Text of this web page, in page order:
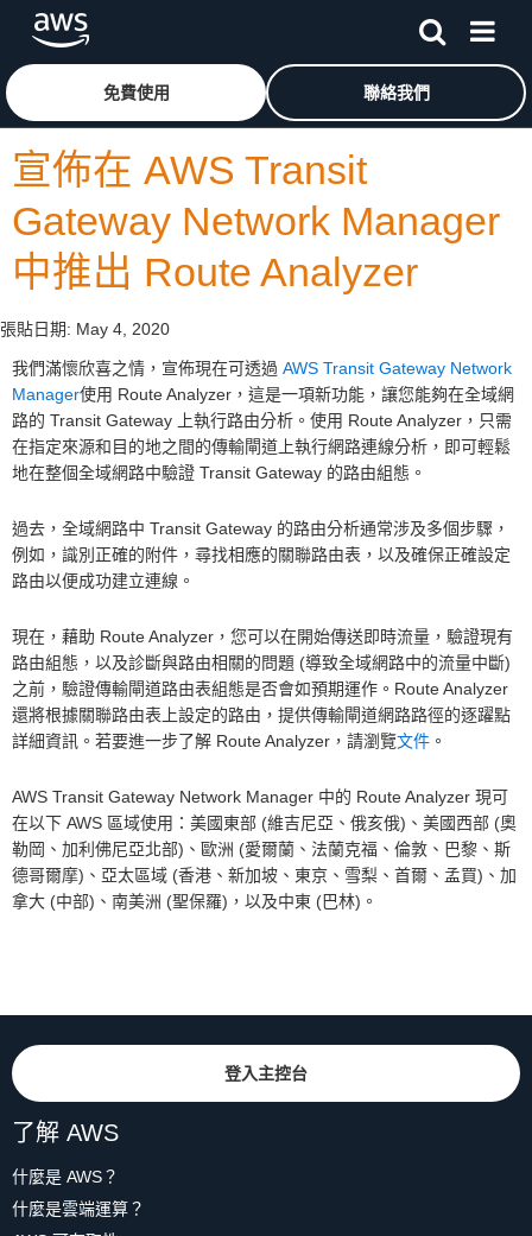
跳至主要內容按一下這裡可返回 Amazon Web Services 首頁
免費使用 聯絡我們
宣佈在 AWS Transit
Gateway Network Manager
中推出 Route Analyzer
張貼日期: May 4, 2020
我們滿懷欣喜之情，宣佈現在可透過 AWS Transit Gateway Network
Manager使用 Route Analyzer，這是一項新功能，讓您能夠在全域網
路的 Transit Gateway 上執行路由分析。使用 Route Analyzer，只需
在指定來源和目的地之間的傳輸閘道上執行網路連線分析，即可輕鬆
地在整個全域網路中驗證 Transit Gateway 的路由組態。
過去，全域網路中 Transit Gateway 的路由分析通常涉及多個步驟，
例如，識別正確的附件，尋找相應的關聯路由表，以及確保正確設定
路由以便成功建立連線。
現在，藉助 Route Analyzer，您可以在開始傳送即時流量，驗證現有
路由組態，以及診斷與路由相關的問題 (導致全域網路中的流量中斷)
之前，驗證傳輸閘道路由表組態是否會如預期運作。Route Analyzer
還將根據關聯路由表上設定的路由，提供傳輸閘道網路路徑的逐躍點
詳細資訊。若要進一步了解 Route Analyzer，請瀏覽文件 。
AWS Transit Gateway Network Manager 中的 Route Analyzer 現可
在以下 AWS 區域使用：美國東部 (維吉尼亞、俄亥俄)、美國西部 (奧
勒岡、加利佛尼亞北部)、歐洲 (愛爾蘭、法蘭克福、倫敦、巴黎、斯
德哥爾摩)、亞太區域 (香港、新加坡、東京、雪梨、首爾、孟買)、加
拿大 (中部)、南美洲 (聖保羅)，以及中東 (巴林)。
登入主控台
了解 AWS
什麼是 AWS？
什麼是雲端運算？